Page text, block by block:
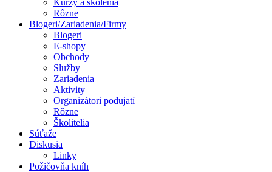
Kurzy a školenia
Rôzne
Blogeri/Zariadenia/Firmy
Blogeri
E-shopy
Obchody
Služby
Zariadenia
Aktivity
Organizátori podujatí
Rôzne
Školitelia
Súťaže
Diskusia
Linky
Požičovňa kníh